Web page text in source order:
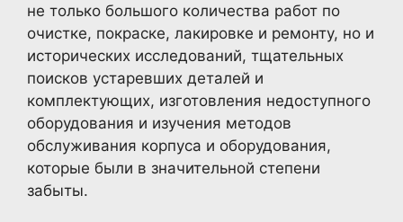
не только большого количества работ по
очистке, покраске, лакировке и ремонту, но и
исторических исследований, тщательных
поисков устаревших деталей и
комплектующих, изготовления недоступного
оборудования и изучения методов
обслуживания корпуса и оборудования,
которые были в значительной степени
забыты.